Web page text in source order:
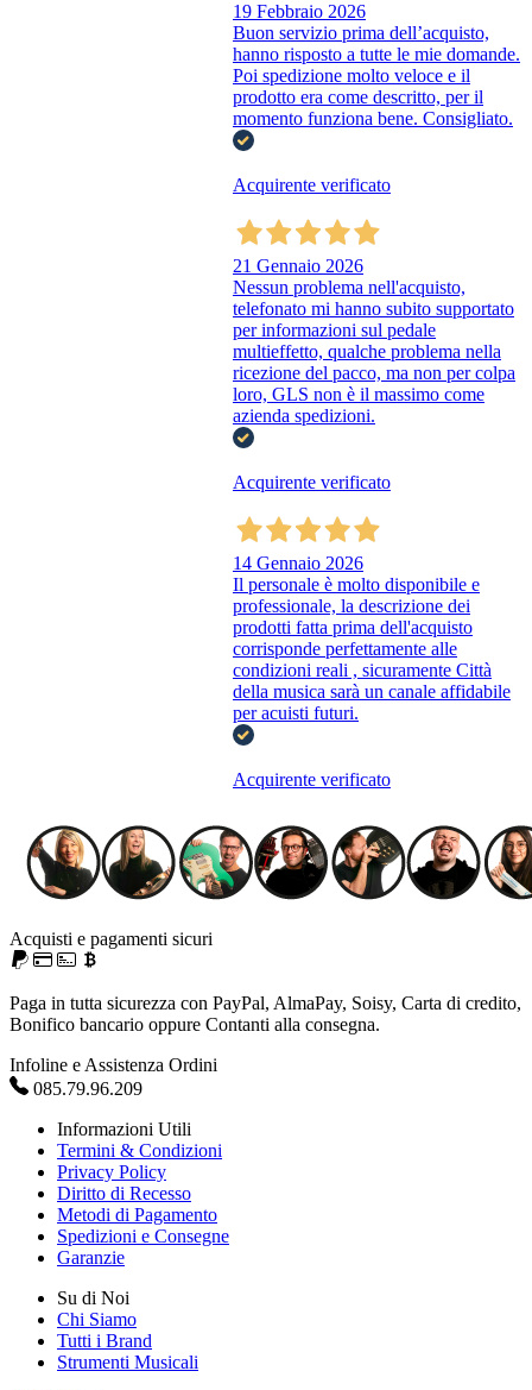
19 Febbraio 2026
Buon servizio prima dell’acquisto,
hanno risposto a tutte le mie domande.
Poi spedizione molto veloce e il
prodotto era come descritto, per il
momento funziona bene. Consigliato.
Acquirente verificato
21 Gennaio 2026
Nessun problema nell'acquisto,
telefonato mi hanno subito supportato
per informazioni sul pedale
multieffetto, qualche problema nella
ricezione del pacco, ma non per colpa
loro, GLS non è il massimo come
azienda spedizioni.
Acquirente verificato
14 Gennaio 2026
Il personale è molto disponibile e
professionale, la descrizione dei
prodotti fatta prima dell'acquisto
corrisponde perfettamente alle
condizioni reali , sicuramente Città
della musica sarà un canale affidabile
per acuisti futuri.
Acquirente verificato
Acquisti e pagamenti sicuri
Paga in tutta sicurezza con PayPal, AlmaPay, Soisy, Carta di credito,
Bonifico bancario oppure Contanti alla consegna.
Infoline e Assistenza Ordini
085.79.96.209
Informazioni Utili
Termini & Condizioni
Privacy Policy
Diritto di Recesso
Metodi di Pagamento
Spedizioni e Consegne
Garanzie
Su di Noi
Chi Siamo
Tutti i Brand
Strumenti Musicali